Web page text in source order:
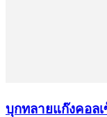
บุกทลายแก๊งคอล